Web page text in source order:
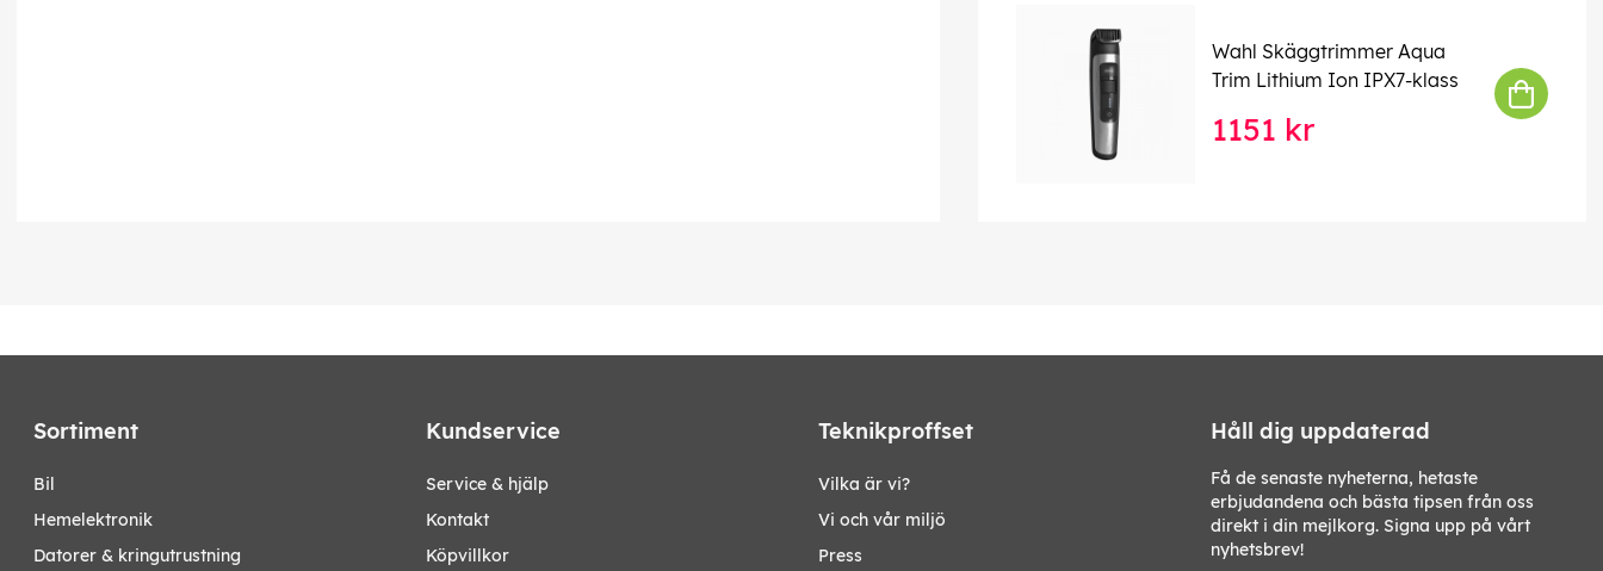
Wahl Skäggtrimmer Aqua
Trim Lithium Ion IPX7-klass
1151 kr
Sortiment
bil
hemelektronik
datorer & kringutrustning
Kundservice
Service & hjälp
Kontakt
Köpvillkor
Teknikproffset
Vilka är vi?
Vi och vår miljö
Press
Håll dig uppdaterad
Få de senaste nyheterna, hetaste
erbjudandena och bästa tipsen från oss
direkt i din mejlkorg. Signa upp på vårt
nyhetsbrev!